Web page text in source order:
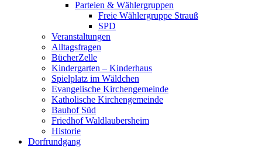
Parteien & Wählergruppen
Freie Wählergruppe Strauß
SPD
Veranstaltungen
Alltagsfragen
BücherZelle
Kindergarten – Kinderhaus
Spielplatz im Wäldchen
Evangelische Kirchengemeinde
Katholische Kirchengemeinde
Bauhof Süd
Friedhof Waldlaubersheim
Historie
Dorfrundgang